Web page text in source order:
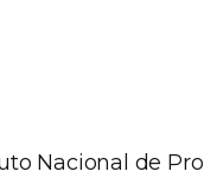
Nacional de